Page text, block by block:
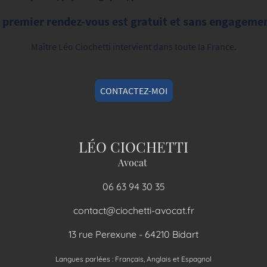
premier rendez-vous est gratuit et sans
Maître Léo Ciochetti intervient dans toute la France.
CONTACTEZ-MOI
LÉO CIOCHETTI
Avocat
06 63 94 30 35
contact@ciochetti-avocat.fr
13 rue Perexune - 64210 Bidart
Langues parlées : Français, Anglais et Espagnol